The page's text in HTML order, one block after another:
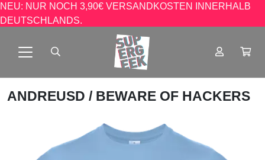
NEU: NUR NOCH 3,90€ VERSANDKOSTEN INNERHALB
DEUTSCHLANDS.
ANDREUSD / BEWARE OF HACKERS